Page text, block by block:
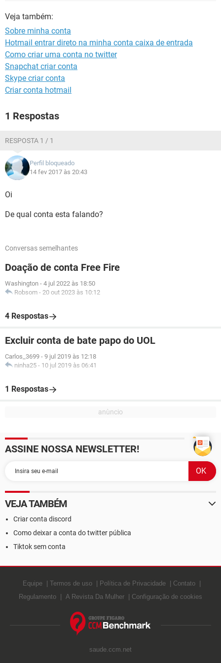
Veja também:
Sobre minha conta
Hotmail entrar direto na minha conta caixa de entrada
Como criar uma conta no twitter
Snapchat criar conta
Skype criar conta
Criar conta hotmail
1 Respostas
RESPOSTA 1 / 1
Perfil bloqueado
14 fev 2017 às 20:43
Oi
De qual conta esta falando?
Conversas semelhantes
Doação de conta Free Fire
Washington - 4 jul 2022 às 18:50
Robsom - 20 out 2023 às 10:12
4 Respostas
Excluir conta de bate papo do UOL
Carlos_3699 - 9 jul 2019 às 12:18
ninha25 - 10 jul 2019 às 06:41
1 Respostas
ASSINE NOSSA NEWSLETTER!
VEJA TAMBÉM
Criar conta discord
Como deixar a conta do twitter pública
Tiktok sem conta
Equipe Termos de uso Política de Privacidade
Contato
Regulamento
A Revista Da Mulher Configuração de cookies
saude.ccm.net